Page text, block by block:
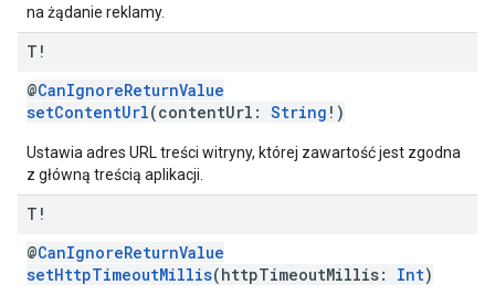
na żądanie reklamy.
T!
@CanIgnoreReturnValue
setContentUrl(contentUrl: String !)
Ustawia adres URL treści witryny, której zawartość jest zgodna
z główną treścią aplikacji.
T!
@CanIgnoreReturnValue
setHttpTimeoutMillis(httpTimeoutMillis: Int)